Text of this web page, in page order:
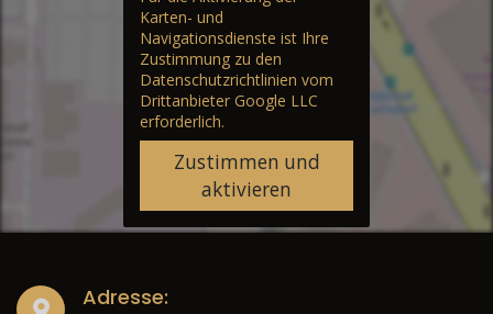
Karten- und
Navigationsdienste ist Ihre
Zustimmung zu den
Datenschutzrichtlinien vom
Drittanbieter Google LLC
erforderlich.
Zustimmen und
aktivieren
Adresse: